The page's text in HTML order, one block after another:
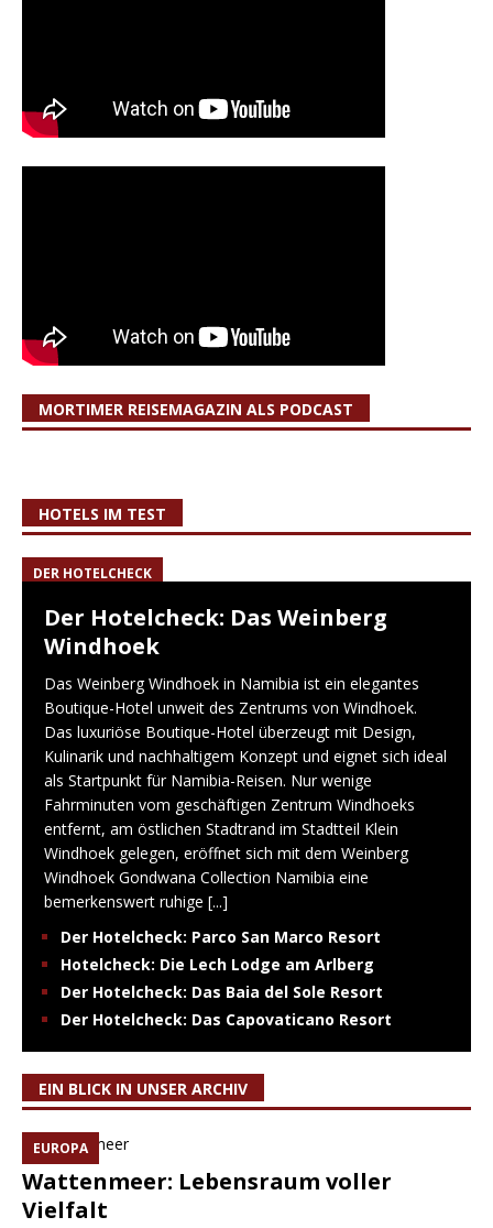
MORTIMER REISEMAGAZIN ALS PODCAST
HOTELS IM TEST
DER HOTELCHECK
Der Hotelcheck: Das Weinberg
Windhoek
Das Weinberg Windhoek in Namibia ist ein elegantes
Boutique-Hotel unweit des Zentrums von Windhoek.
Das luxuriöse Boutique-Hotel überzeugt mit Design,
Kulinarik und nachhaltigem Konzept und eignet sich ideal
als Startpunkt für Namibia-Reisen. Nur wenige
Fahrminuten vom geschäftigen Zentrum Windhoeks
entfernt, am östlichen Stadtrand im Stadtteil Klein
Windhoek gelegen, eröffnet sich mit dem Weinberg
Windhoek Gondwana Collection Namibia eine
bemerkenswert ruhige [...]
Der Hotelcheck: Parco San Marco Resort
Hotelcheck: Die Lech Lodge am Arlberg
Der Hotelcheck: Das Baia del Sole Resort
Der Hotelcheck: Das Capovaticano Resort
EIN BLICK IN UNSER ARCHIV
EUROPA
Wattenmeer: Lebensraum voller
Vielfalt